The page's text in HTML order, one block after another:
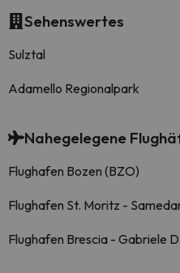
Sehenswertes
Sulztal
Adamello Regionalpark
Nahegelegene
Flughafen Bozen (BZO)
Flughafen St. Moritz -
Flughafen Brescia - Gabriele